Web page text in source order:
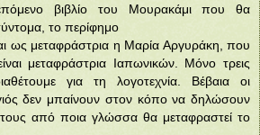
βιβλίο του Μουρακάμι που θα
το περίφημο
ως μεταφράστρια η Μαρία Αργυράκη, που
μεταφράστρια Ιαπωνικών. Μόνο τρεις
για τη λογοτεχνία. Βέβαια οι
δεν μπαίνουν στον κόπο να δηλώσουν
από ποια γλώσσα θα μεταφραστεί το